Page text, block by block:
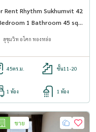
Rent Rhythm Sukhumvit 42
1 Bathroom 45 sqm
12A - OJ_170_RT42
สุขุมวิท อโศก ทองหล่อ
45ตร.ม. ชั้น11-20
1 ห้อง 1 ห้อง
ขาย